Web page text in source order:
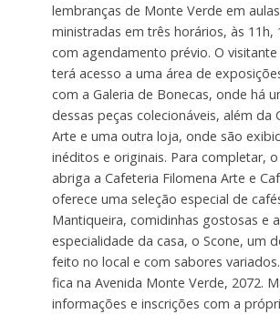
lembranças de Monte Verde em
ministradas em três horários, às 11h,
com agendamento prévio. O
terá acesso a uma área de
com a Galeria de Bonecas, onde há
dessas peças colecionáveis, além da
Arte e uma outra loja, onde são
inéditos e originais. Para completar,
abriga a Cafeteria Filomena Arte e
oferece uma seleção especial de
Mantiqueira, comidinhas gostosas e a
especialidade da casa, o Scone, um
feito no local e com sabores
fica na Avenida Monte Verde, 2072.
informações e inscrições com a